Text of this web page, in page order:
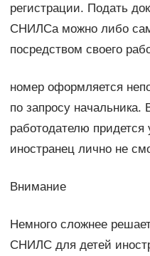
регистрации. Подать
СНИЛСа можно либо
посредством своего
номер оформляется
по запросу начальника.
работодателю придется
иностранец лично не
Внимание
Немного сложнее
СНИЛС для детей